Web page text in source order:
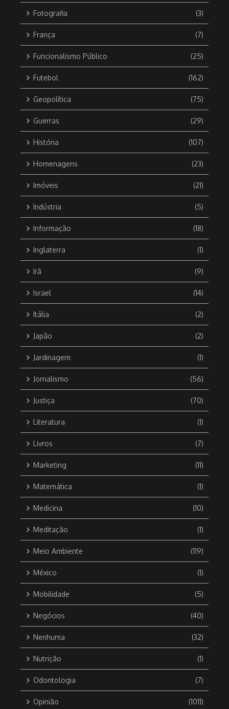
Fotografia (3)
França (7)
Funcionalismo Público (25)
Futebol (162)
Geopolítica (75)
Guerras (29)
História (107)
Homenagens (23)
Imóveis (21)
Indústria (5)
Informação (18)
Inglaterra (1)
Irã (9)
Israel (14)
Itália (2)
Japão (2)
Jardinagem (1)
Jornalismo (56)
Justiça (70)
Literatura (1)
Livros (7)
Marketing (11)
Matemática (1)
Medicina (10)
Meditação (1)
Meio Ambiente (119)
México (1)
Mobilidade (5)
Negócios (40)
Nenhuma (32)
Nutrição (1)
Odontologia (7)
Opinião (1011)